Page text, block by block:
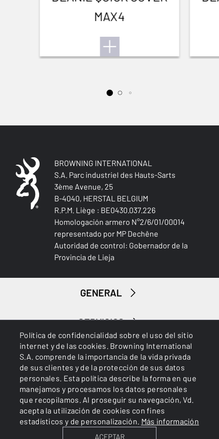
Política de confidencialidad sobre el uso del sitio
internet y de las cookies. Browning International
S.A. comprende la importancia de la vida privada
de sus clientes y de la protección de sus datos
personales. Esta política describe la forma en que
manejamos y procesamos los datos personales
que recopilamos. Al proseguir su navegación, Vd.
acepta la utilización de cookies con fines
estadísticos y de personalización. Más información
ACEPTAR
MAX4
BROWNING INTERNATIONAL
S.A. Parc industriel des Hauts-Sarts
3ème Avenue, 25
B-4040, HERSTAL BELGIUM
R.P.M. Liège : BE0430.037.226
Homologación armero N°2/6/01/00014
representado por MP Dechêne
Autoridad de control: Gobernador de la
Provincia de Lieja
GENERAL
SERVICIOS
BROWNING INTERNATIONAL S.A. © 2025 - Member of FN
Cookies Política de privacidad